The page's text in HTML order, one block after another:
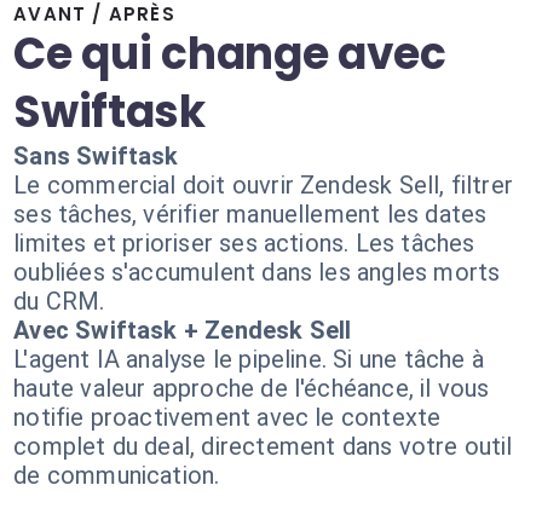
AVANT / APRÈS
Ce qui change avec
Swiftask
Sans Swiftask
Le commercial doit ouvrir Zendesk Sell, filtrer
ses tâches, vérifier manuellement les dates
limites et prioriser ses actions. Les tâches
oubliées s'accumulent dans les angles morts
du CRM.
Avec Swiftask + Zendesk Sell
L'agent IA analyse le pipeline. Si une tâche à
haute valeur approche de l'échéance, il vous
notifie proactivement avec le contexte
complet du deal, directement dans votre outil
de communication.